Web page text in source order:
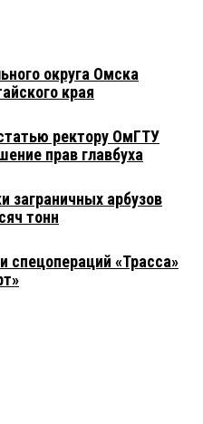
округа Омска
края
ректору ОмГТУ
прав главбуха
заграничных арбузов
тонн
спецопераций «Трасса»